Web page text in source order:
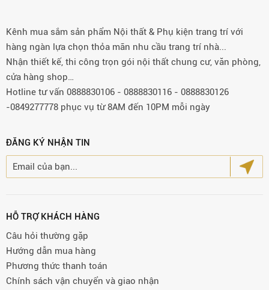
Kênh mua sắm sản phẩm Nội thất & Phụ kiện trang trí với
hàng ngàn lựa chọn thỏa mãn nhu cầu trang trí nhà...
Nhận thiết kế, thi công trọn gói nội thất chung cư, văn phòng,
cửa hàng shop…
Hotline tư vấn 0888830106 - 0888830116 - 0888830126
-0849277778 phục vụ từ 8AM đến 10PM mỗi ngày
ĐĂNG KÝ NHẬN TIN
HỖ TRỢ KHÁCH HÀNG
Câu hỏi thường gặp
Hướng dẫn mua hàng
Phương thức thanh toán
Chính sách vận chuyển và giao nhận